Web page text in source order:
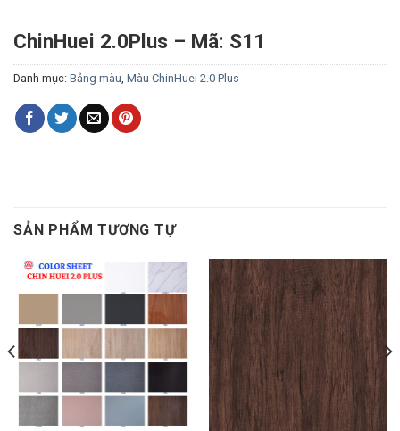
ChinHuei 2.0Plus – Mã: S11
Danh mục: Bảng màu, Màu ChinHuei 2.0 Plus
SẢN PHẨM TƯƠNG TỰ